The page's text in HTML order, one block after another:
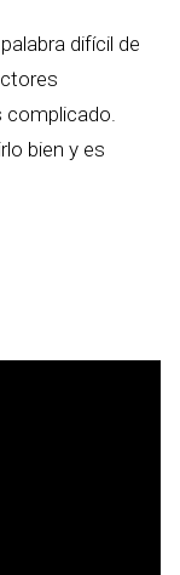
difícil de
complicado.
bien y es